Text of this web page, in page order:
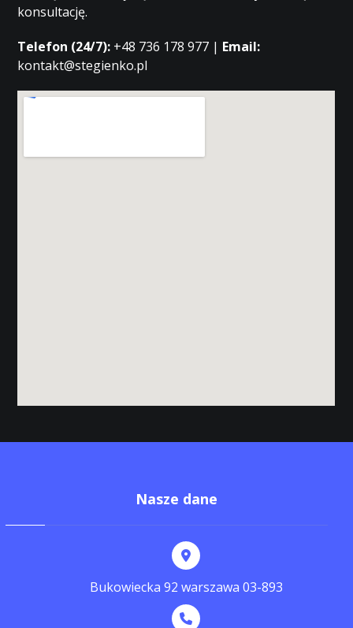
konsultację.
Telefon (24/7): +48 736 178 977 | Email:
kontakt@stegienko.pl
Nasze dane
Bukowiecka 92 warszawa 03-893